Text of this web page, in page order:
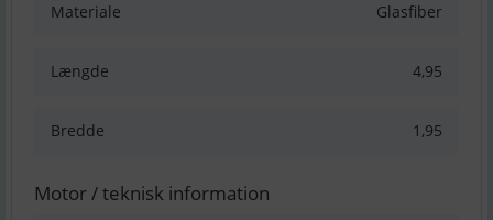
Materiale Glasfiber
Længde 4,95
Bredde 1,95
Motor / teknisk information